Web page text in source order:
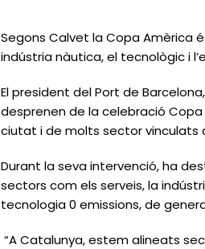
Segons Calvet la Copa Amèrica
indústria nàutica, el tecnològic i
El president del Port de
desprenen de la celebració
ciutat i de molts sector vinculats
Durant la seva intervenció, ha
sectors com els serveis, la
tecnologia 0 emissions, de
“A Catalunya, estem alineats